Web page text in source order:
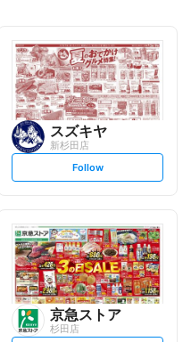
スズキヤ
新杉田店
s
l
o
w
Follow
京急ストア
杉田店